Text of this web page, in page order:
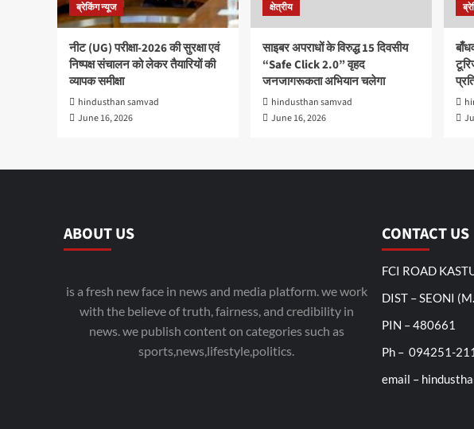
ब्रेकिंग न्यूज
नीट (UG) परीक्षा-2026 की सुरक्षा एवं
निष्पक्ष संचालन को लेकर तैयारियों की
व्यापक समीक्षा
hindusthan samvad
June 16, 2026
क्षेत्रीय
साइबर अपराधों के विरुद्ध 15 दिवसीय
“Safe Click 2.0” वृहद
जनजागरूकता अभियान चलेगा
hindusthan samvad
June 16, 2026
ABOUT US
is a fresh new face in news and media platform. we work
with the believe of truth, fairness, and credibility in
news. we publish content on categories such as
sports,news,lifestyle,politics.
CONTACT US
FCI ROAD
DIST – SEONI
PIN – 480661
Ph – 094251-
email –